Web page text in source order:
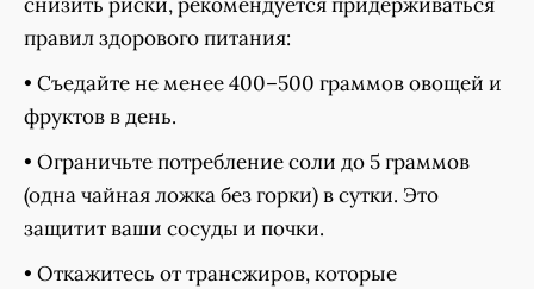
правил здорового питания:
• Съедайте не менее 400–500 граммов овощей и
фруктов в день.
• Ограничьте потребление соли до 5 граммов
(одна чайная ложка без горки) в сутки. Это
защитит ваши сосуды и почки.
• Откажитесь от трансжиров, которые